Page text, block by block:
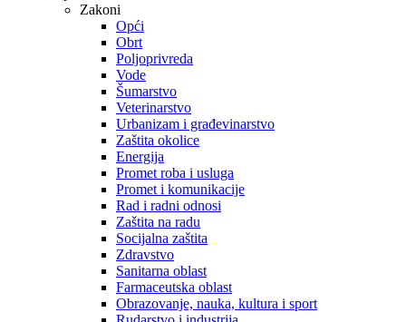
Zakoni
Opći
Obrt
Poljoprivreda
Vode
Šumarstvo
Veterinarstvo
Urbanizam i građevinarstvo
Zaštita okolice
Energija
Promet roba i usluga
Promet i komunikacije
Rad i radni odnosi
Zaštita na radu
Socijalna zaštita
Zdravstvo
Sanitarna oblast
Farmaceutska oblast
Obrazovanje, nauka, kultura i sport